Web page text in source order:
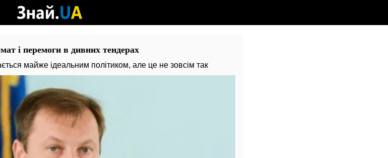
і перемоги в дивних тендерах
майже ідеальним політиком, але це не зовсім так